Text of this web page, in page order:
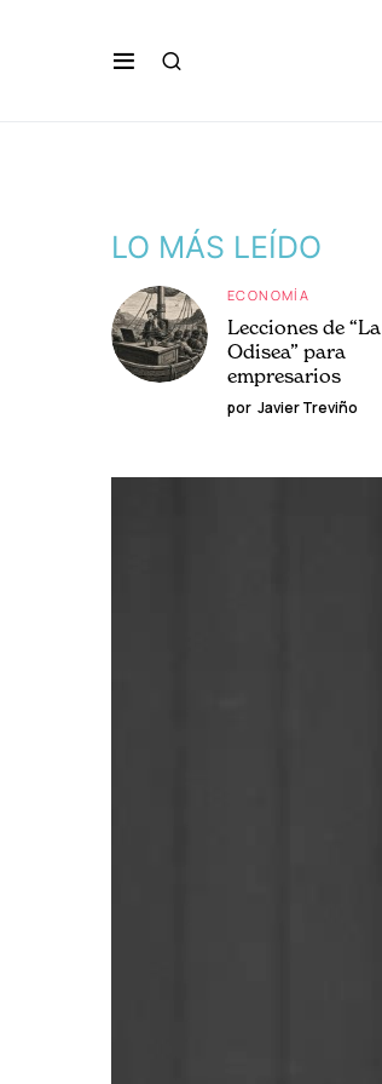
LO MÁS LEÍDO
ECONOMÍA
Lecciones de “La
Odisea” para
empresarios
por Javier Treviño